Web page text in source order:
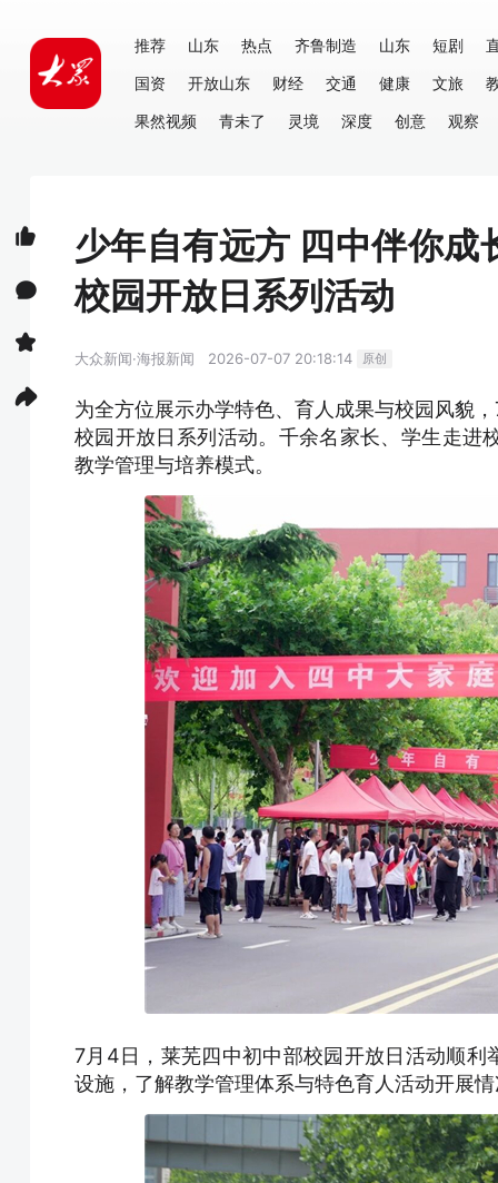
推荐 山东 热点 齐鲁制造 山东 短剧
国资
开放山东 财经 交通 健康 文旅
果然视频
青未了 灵境 深度 创意 观察
少年自有远方 四中伴你成
校园开放日系列活动
大众新闻·海报新闻 2026-07-07 20:18:14 原创
为全方位展示办学特色、育人成果与校园风貌
校园开放日系列活动。千余名家长、学生走进
教学管理与培养模式。
7月4日，莱芜四中初中部校园开放日活动顺
设施，了解教学管理体系与特色育人活动开展